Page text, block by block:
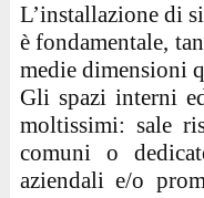
L’installazione di
è fondamentale,
medie dimensioni
Gli spazi interni
moltissimi: sale
comuni o
aziendali e/o